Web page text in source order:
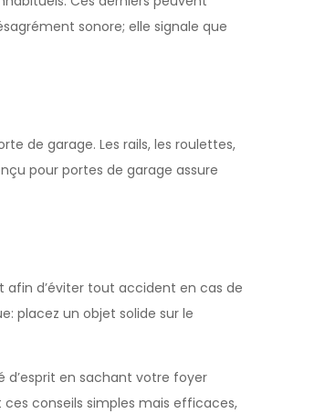
sonore; elle signale que
de garage. Les rails, les roulettes,
pour portes de garage assure
d’éviter tout accident en cas de
placez un objet solide sur le
en sachant votre foyer
conseils simples mais efficaces,